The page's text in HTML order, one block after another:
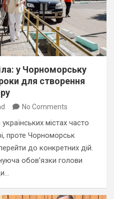
у Чорноморську
для створення
No Comments
містах часто
проте Чорноморськ
до конкретних дій.
обов’язки голови